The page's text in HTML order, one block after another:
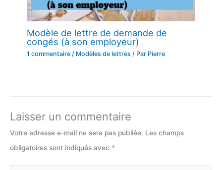
Modèle de lettre de demande de
congés (à son employeur)
1 commentaire / Modèles de lettres / Par Pierre
Laisser un commentaire
Votre adresse e-mail ne sera pas publiée. Les champs
obligatoires sont indiqués avec *